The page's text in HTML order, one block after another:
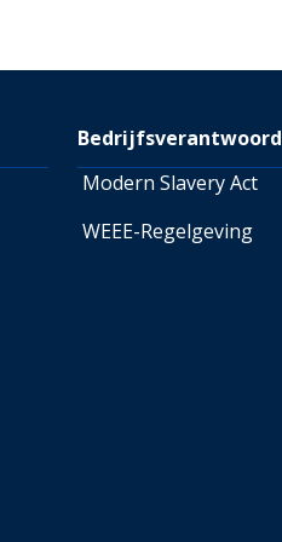
paginaraadplegen
Modern Slavery Act
WEEE-Regelgeving